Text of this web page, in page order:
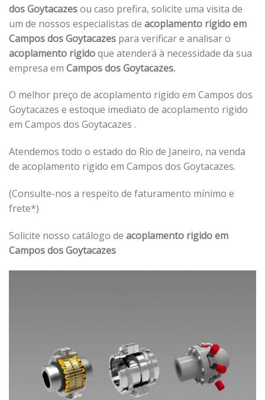
dos Goytacazesou caso prefira, solicite uma visita de
um de nossos especialistas de acoplamento rigido em
Campos dos Goytacazes para verificar e analisar o
acoplamento rigidoque atenderá à necessidade da sua
empresa em Campos dos Goytacazes.
O melhor preço de acoplamento rigido em Campos dos
Goytacazes e estoque imediato de acoplamento rigido
em Campos dos Goytacazes .
Atendemos todo o estado do Rio de Janeiro, na venda
de acoplamento rigido em Campos dos Goytacazes.
(Consulte-nos a respeito de faturamento mínimo e
frete*)
Solicite nosso catálogo de acoplamento rigido em
Campos dos Goytacazes